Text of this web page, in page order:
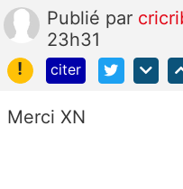
Publié par
23h31
!
citer
Merci XN